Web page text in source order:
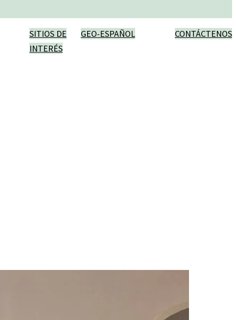
SITIOS DE
INTERÉS
GEO-ESPAÑOL CONTÁCTENOS